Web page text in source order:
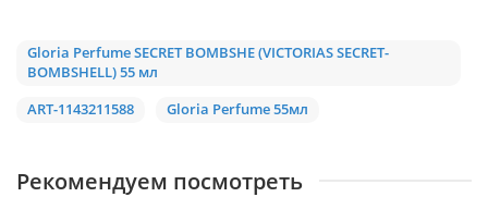
Gloria Perfume SECRET BOMBSHE (VICTORIAS SECRET-
BOMBSHELL) 55 мл
ART-1143211588
Gloria Perfume 55мл
Рекомендуем посмотреть